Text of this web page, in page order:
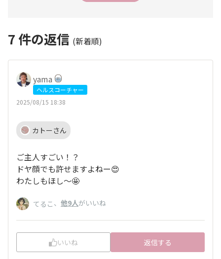
7 件の返信 (新着順)
yama
ヘルスコーチャー
2025/08/15 18:38
カトーさん
ご主人すごい！？
ドヤ顔でも許せますよねー😍
わたしもほし〜🤩
てるこ 、 他9人がいいね
いいね 返信する